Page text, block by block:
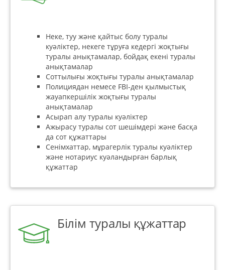
Неке, туу және қайтыс болу туралы
куәліктер, некеге тұруға кедергі жоқтығы
туралы анықтамалар, бойдақ екені туралы
анықтамалар
Соттылығы жоқтығы туралы анықтамалар
Полициядан немесе FBI-ден қылмыстық
жауапкершілік жоқтығы туралы
анықтамалар
Асырап алу туралы куәліктер
Ажырасу туралы сот шешімдері және басқа
да сот құжаттары
Сенімхаттар, мұрагерлік туралы куәліктер
және нотариус куәландырған барлық
құжаттар
Білім туралы құжаттар